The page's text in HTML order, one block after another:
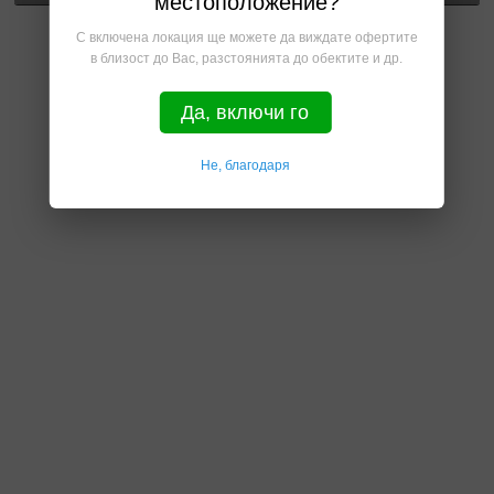
С включена локация ще можете да виждате офертите
в близост до Вас, разстоянията до обектите и др.
Да, включи го
Не, благодаря